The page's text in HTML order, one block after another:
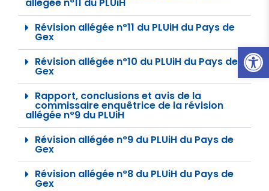
Ouvrir
Révision allégée n°11 du PLUiH du Pays de
Gex
Révision allégée n°10 du PLUiH du Pays de
Gex
Rapport, conclusions et avis de la
commissaire enquêtrice de la révision
allégée n°9 du PLUiH
Révision allégée n°9 du PLUiH du Pays de
Gex
Révision allégée n°8 du PLUiH du Pays de
Gex